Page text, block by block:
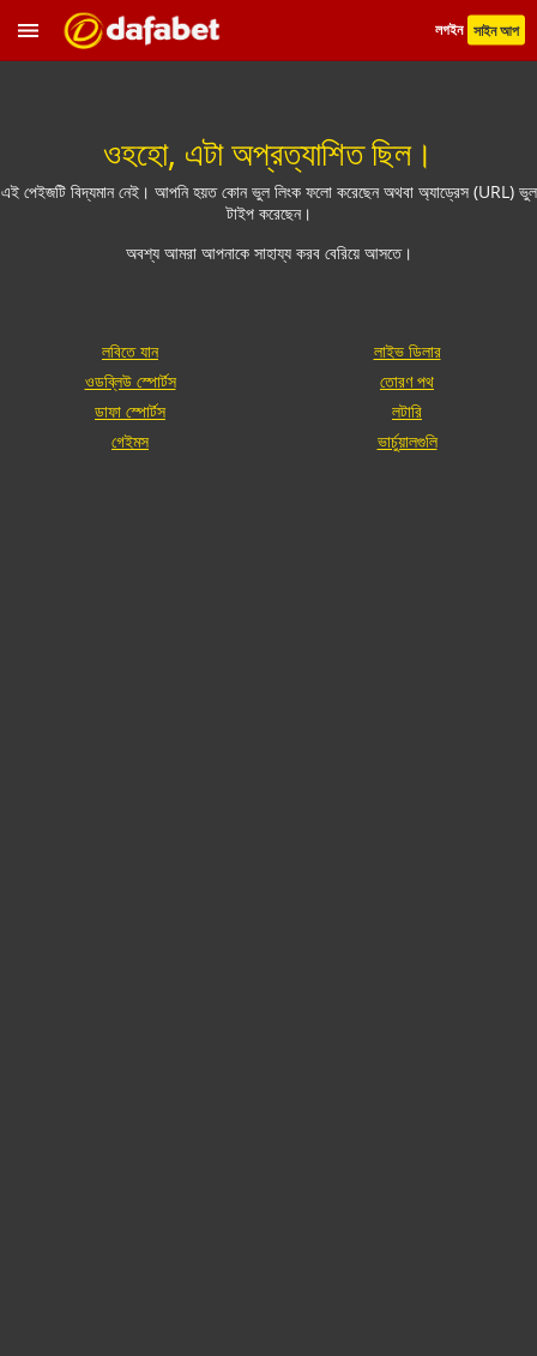
লগইন সাইন আপ
ওহহো, এটা অপ্রত্যাশিত ছিল।
এই পেইজটি বিদ্যমান নেই। আপনি হয়ত কোন ভুল লিংক ফলো করেছেন অথবা অ্যাড্রেস (URL) ভুল
টাইপ করেছেন।
অবশ্য আমরা আপনাকে সাহায্য করব বেরিয়ে আসতে।
লবিতে যান
ওডব্লিউ স্পোর্টস
ডাফা স্পোর্টস
গেইমস
লাইভ ডিলার
তোরণ পথ
লটারি
ভার্চুয়ালগুলি